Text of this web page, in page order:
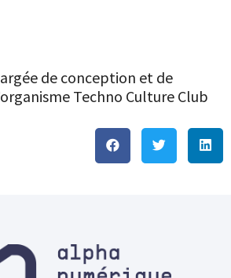
de conception et de
Techno Culture Club